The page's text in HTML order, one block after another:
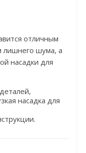
отличным
лишнего шума, а
насадки для
насадка для